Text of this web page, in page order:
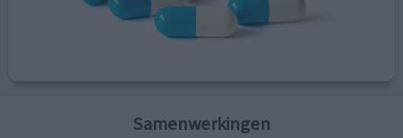
Samenwerkingen